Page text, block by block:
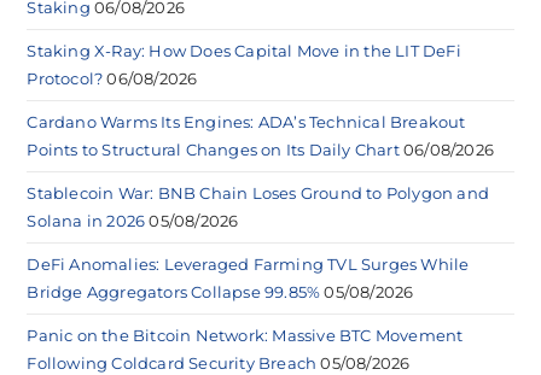
Staking 06/08/2026
Staking X-Ray: How Does Capital Move in the LIT DeFi
Protocol? 06/08/2026
Cardano Warms Its Engines: ADA’s Technical Breakout
Points to Structural Changes on Its Daily Chart 06/08/2026
Stablecoin War: BNB Chain Loses Ground to Polygon and
Solana in 2026 05/08/2026
DeFi Anomalies: Leveraged Farming TVL Surges While
Bridge Aggregators Collapse 99.85% 05/08/2026
Panic on the Bitcoin Network: Massive BTC Movement
Following Coldcard Security Breach 05/08/2026